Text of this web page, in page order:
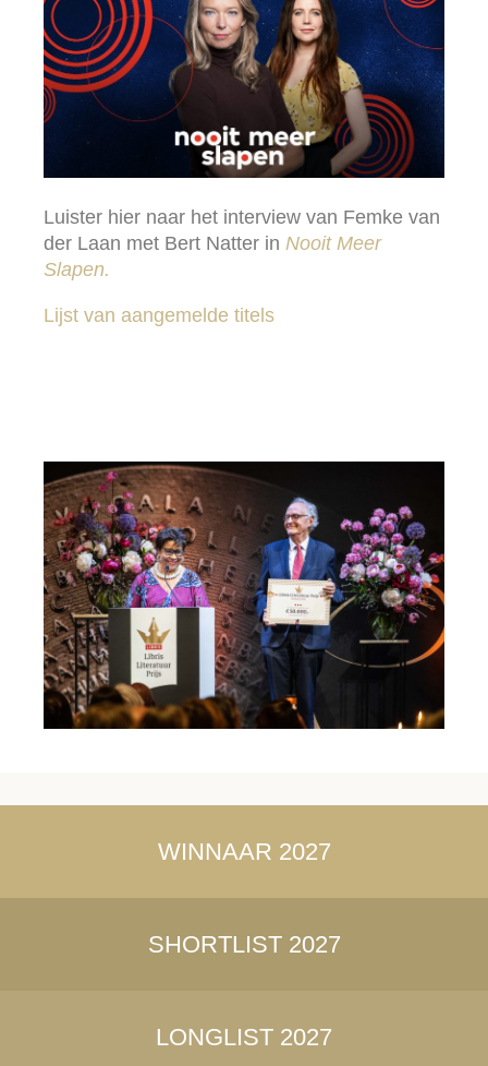
Luister hier naar het interview van Femke van
der Laan met Bert Natter in Nooit Meer
Slapen.
Lijst van aangemelde titels
WINNAAR 2027
SHORTLIST 2027
LONGLIST 2027